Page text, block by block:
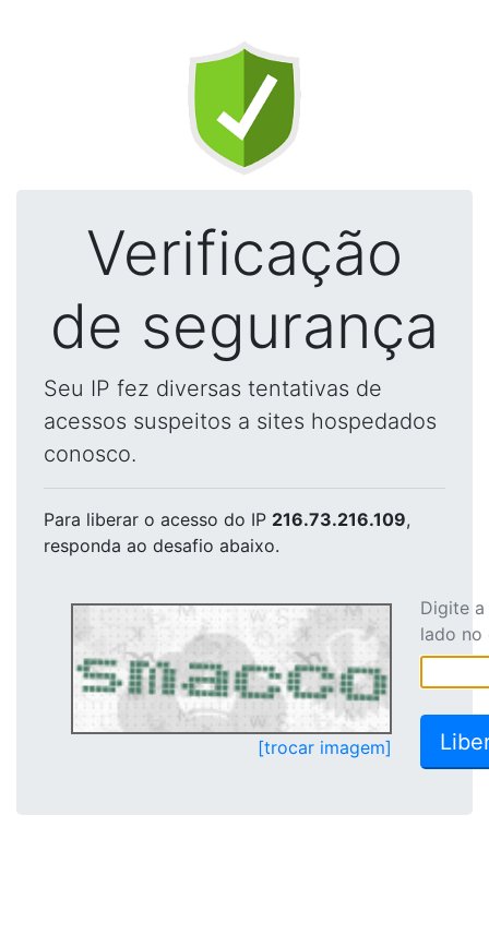
Verificação
de segurança
Seu IP fez diversas tentativas de
acessos suspeitos a sites hospedados
conosco.
Para liberar o acesso do IP 216.73.216.109,
responda ao desafio abaixo.
[trocar imagem]
Digite
lado no